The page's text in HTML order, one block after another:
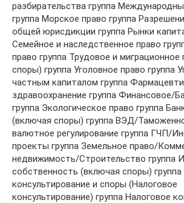
разбирательства группа
группа Морское право группа
общей юрисдикции группа Рынки
Семейное и наследственное право
право группа Трудовое и миграционное
споры) группа Уголовное право группа
частным капиталом группа
здравоохранение группа Финансовое/
группа Экологическое право группа
(включая споры) группа ВЭД/
валютное регулирование группа ГЧП/
проекты группа Земельное право/
недвижимость/Строительство группа
собственность (включая споры) группа
консультирование и споры (Налоговое
консультирование) группа Налоговое